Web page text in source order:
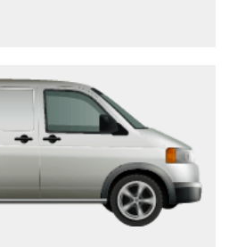
2 часа
евро (1.2*0.8)